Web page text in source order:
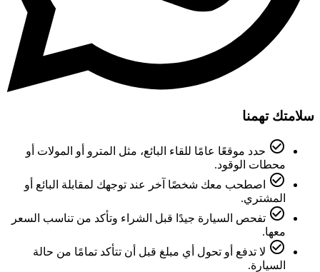
سلامتك تهمنا
check_circle_outline حدد موقعًا عامًا للقاء البائع، مثل المترو أو المولات أو
محطات الوقود.
check_circle_outline
اصطحب معك شخصًا آخر عند توجهك لمقابلة البائع أو
المشتري.
check_circle_outline تفحص السيارة جيدًا قبل الشراء وتأكد من تناسب السعر
معها.
check_circle_outline لا تدفع أو تحول أي مبلغ قبل أن تتأكد تمامًا من حالة
السيارة.